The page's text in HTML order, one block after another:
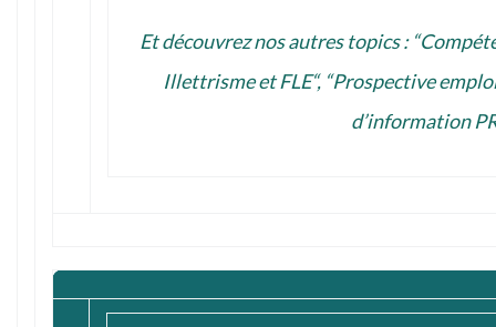
Et découvrez nos autres topics : “
Illettrisme et FLE“, “Prospective
d’information